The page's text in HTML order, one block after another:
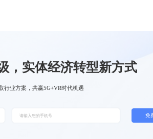
，实体经济转型新方式
行业方案，共赢5G+VR时代机遇
免